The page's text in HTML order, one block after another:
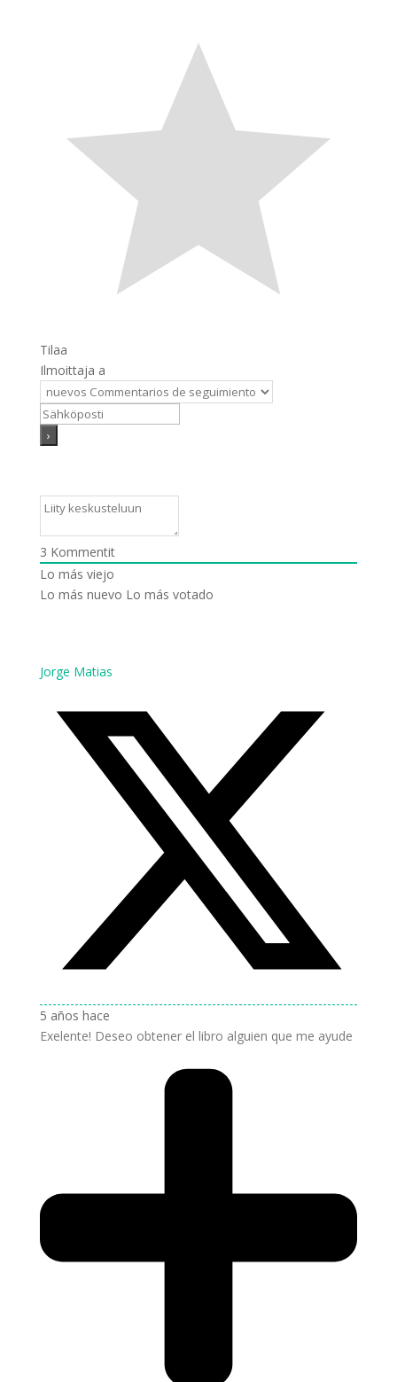
Tilaa
Ilmoittaja a
3 Kommentit
Lo más viejo
Lo más nuevo Lo más votado
Jorge Matias
5 años hace
Exelente! Deseo obtener el libro alguien que me ayude